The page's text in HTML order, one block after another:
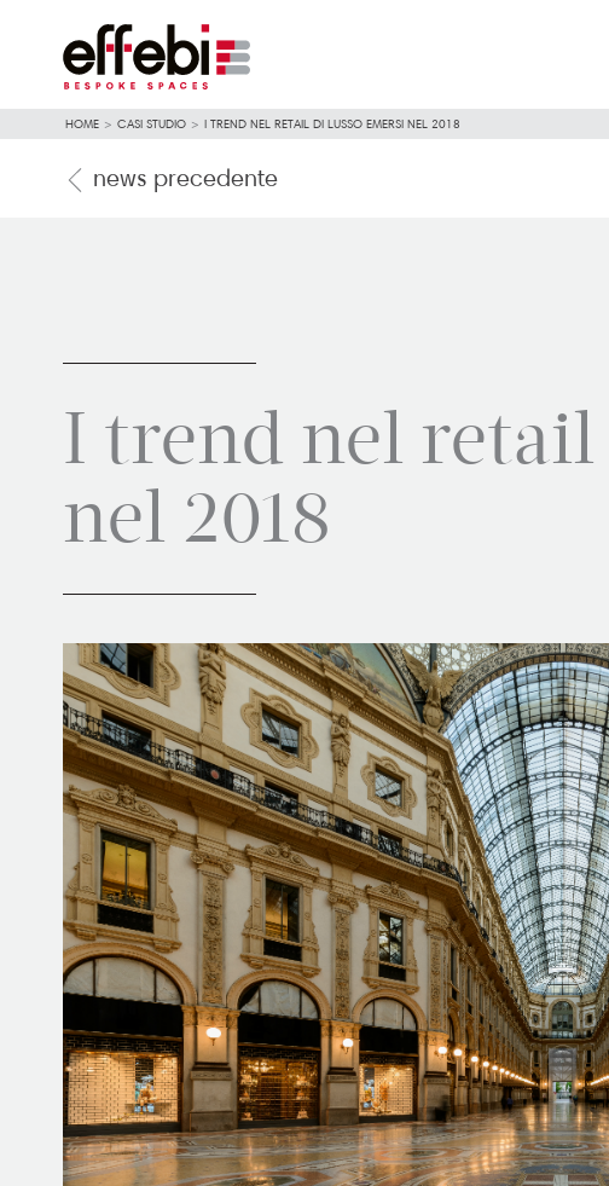
HOME > CASI STUDIO > I TREND NEL RETAIL DI LUSSO EMERSI NEL 2018
news precedente
I trend nel retail
nel 2018